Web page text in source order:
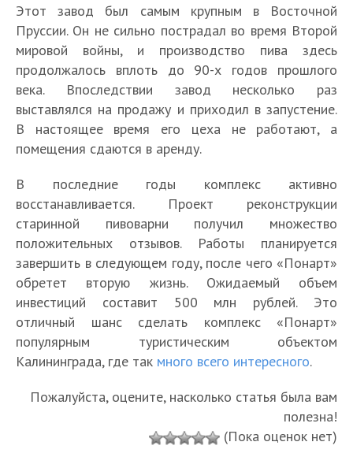
Этот завод был самым крупным в Восточной
Пруссии. Он не сильно пострадал во время Второй
мировой войны, и производство пива здесь
продолжалось вплоть до 90-х годов прошлого
века. Впоследствии завод несколько раз
выставлялся на продажу и приходил в запустение.
В настоящее время его цеха не работают, а
помещения сдаются в аренду.
В последние годы комплекс активно
восстанавливается. Проект реконструкции
старинной пивоварни получил множество
положительных отзывов. Работы планируется
завершить в следующем году, после чего «Понарт»
обретет вторую жизнь. Ожидаемый объем
инвестиций составит 500 млн рублей. Это
отличный шанс сделать комплекс «Понарт»
популярным туристическим объектом
Калининграда, где так много всего интересного.
Пожалуйста, оцените, насколько статья была вам
полезна!
(Пока оценок нет)